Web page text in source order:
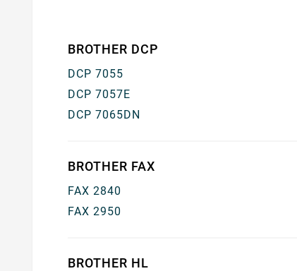
BROTHER DCP
DCP 7055
DCP 7057E
DCP 7065DN
BROTHER FAX
FAX 2840
FAX 2950
BROTHER HL